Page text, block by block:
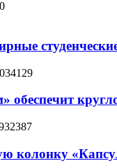
34129
обеспечит
32387
колонку